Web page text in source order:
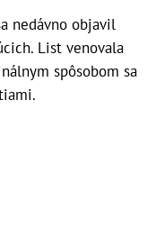
nedávno objavil
List venovala
spôsobom sa